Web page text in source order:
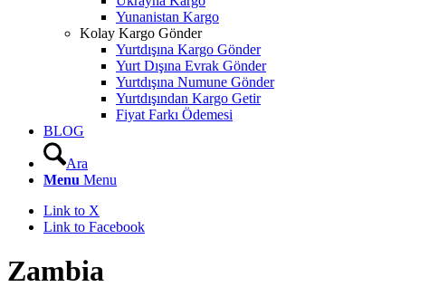
Yunanistan Kargo
Kolay Kargo Gönder
Yurtdışına Kargo Gönder
Yurt Dışına Evrak Gönder
Yurtdışına Numune Gönder
Yurtdışından Kargo Getir
Fiyat Farkı Ödemesi
BLOG
Ara
Menu Menu
Link to X
Link to Facebook
Zambia